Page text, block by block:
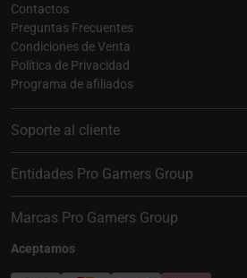
Contactos
Preguntas Frecuentes
Condiciones de Venta
Política de Privacidad
Programa de afiliados
Soporte al cliente
Entidades Pro Gamers Group
Marcas Pro Gamers Group
Aceptamos